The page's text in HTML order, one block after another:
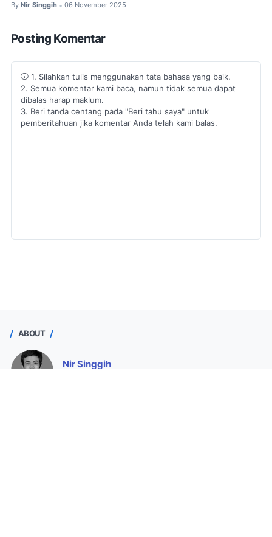
By Nir Singgih • 06 November 2025
Posting Komentar
1. Silahkan tulis menggunakan tata bahasa yang baik.
2. Semua komentar kami baca, namun tidak semua dapat
dibalas harap maklum.
3. Beri tanda centang pada "Beri tahu saya" untuk
pemberitahuan jika komentar Anda telah kami balas.
ABOUT
Nir Singgih